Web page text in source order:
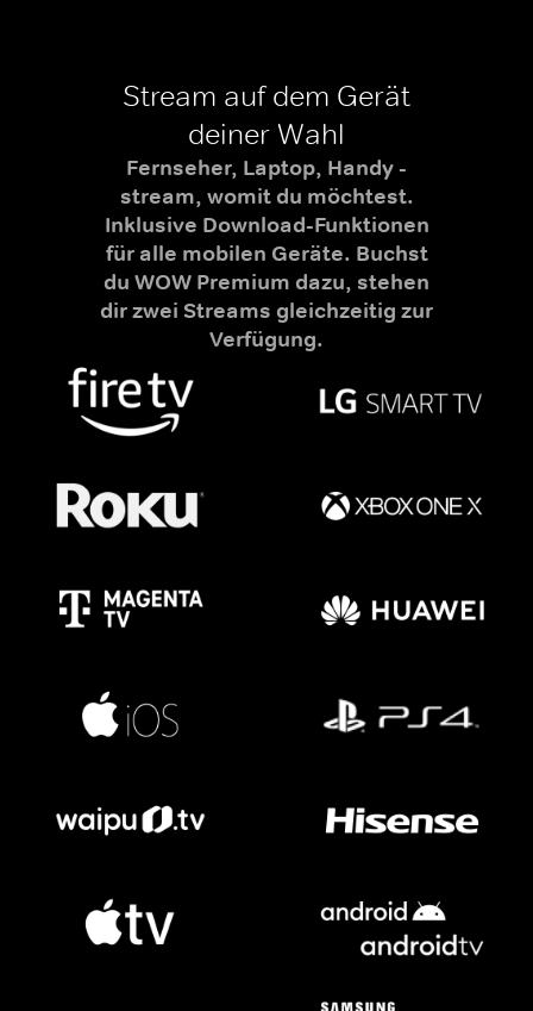
Stream auf dem Gerät
deiner Wahl
Fernseher, Laptop, Handy -
stream, womit du möchtest.
Inklusive Download-Funktionen
für alle mobilen Geräte. Buchst
du WOW Premium dazu, stehen
dir zwei Streams gleichzeitig zur
Verfügung.